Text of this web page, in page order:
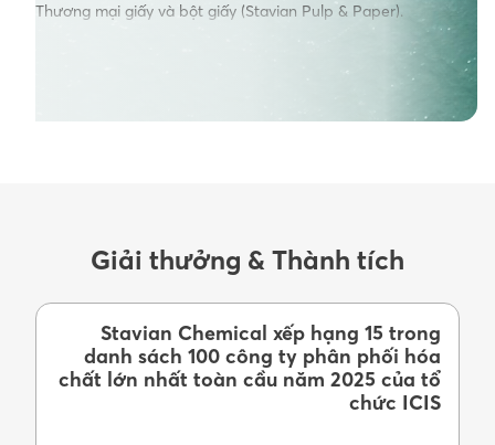
Thương mại giấy và bột giấy (Stavian Pulp & Paper).
Giải thưởng & Thành tích
Stavian Chemical xếp hạng 15 trong
danh sách 100 công ty phân phối hóa
chất lớn nhất toàn cầu năm 2025 của tổ
chức ICIS